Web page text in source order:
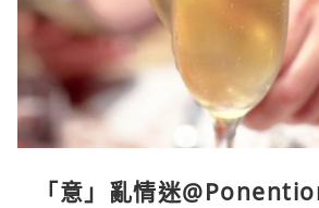
「意」亂情迷